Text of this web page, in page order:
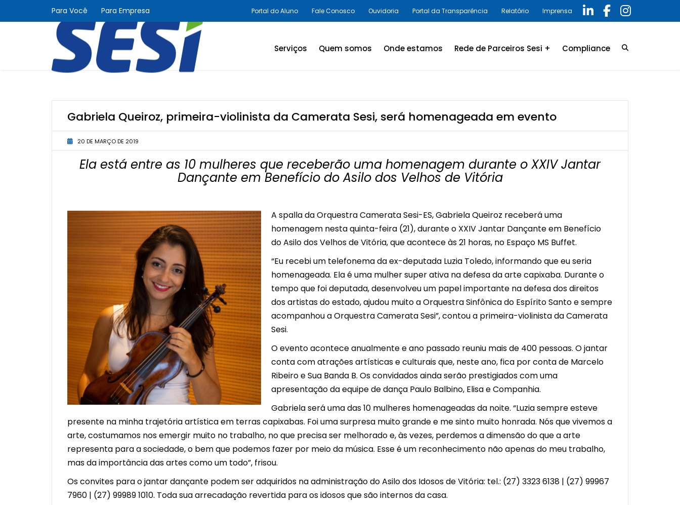
Para Você Para Empresa Portal do Aluno Fale Conosco Ouvidoria Portal da Transparência Relatório Imprensa
Serviços
Avaliações Ambientais e
Laudos Técnicos
Palestras e Cursos
Promoção da Saúde
Unidades Móveis
Educação In Company
Contrato de Seviços – SSI –
Saúde e Segurança na
Quem somos Onde estamos Rede de Parceiros Sesi + Compliance
Programa de Compliance
Gabriela Queiroz, primeira-violinista da Camerata Sesi, será homenageada em evento
20 DE MARÇO DE 2019
Ela está entre as 10 mulheres que receberão uma homenagem durante o XXIV Jantar
Dançante em Benefício do Asilo dos Velhos de Vitória
A spalla da Orquestra Camerata Sesi-ES, Gabriela Queiroz receberá uma
homenagem nesta quinta-feira (21), durante o XXIV Jantar Dançante em Benefício
do Asilo dos Velhos de Vitória, que acontece às 21 horas, no Espaço MS Buffet.
“Eu recebi um telefonema da ex-deputada Luzia Toledo, informando que eu seria
homenageada. Ela é uma mulher super ativa na defesa da arte capixaba. Durante o
tempo que foi deputada, desenvolveu um papel importante na defesa dos direitos
dos artistas do estado, ajudou muito a Orquestra Sinfônica do Espírito Santo e sempre
acompanhou a Orquestra Camerata Sesi”, contou a primeira-violinista da Camerata
Sesi.
O evento acontece anualmente e ano passado reuniu mais de 400 pessoas. O jantar
conta com atrações artísticas e culturais que, neste ano, fica por conta de Marcelo
Ribeiro e Sua Banda B. Os convidados ainda serão prestigiados com uma
apresentação da equipe de dança Paulo Balbino, Elisa e Companhia.
Gabriela será uma das 10 mulheres homenageadas da noite. “Luzia sempre esteve
presente na minha trajetória artística em terras capixabas. Foi uma surpresa muito grande e me sinto muito honrada. Nós que vivemos a
arte, costumamos nos emergir muito no trabalho, no que precisa ser melhorado e, às vezes, perdemos a dimensão do que a arte
representa para a sociedade, o bem que podemos fazer por meio da música. Esse é um reconhecimento não apenas do meu trabalho,
mas da importância das artes como um todo”, frisou.
Os convites para o jantar dançante podem ser adquiridos na administração do Asilo dos Idosos de Vitória: tel.: (27) 3323 6138 | (27) 99967
7960 | (27) 99989 1010. Toda sua arrecadação revertida para os idosos que são internos da casa.